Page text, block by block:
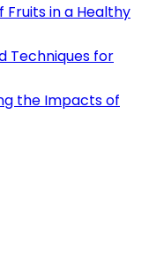
Fruits in a Healthy
Techniques for
the Impacts of